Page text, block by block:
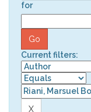
for
Current filters: